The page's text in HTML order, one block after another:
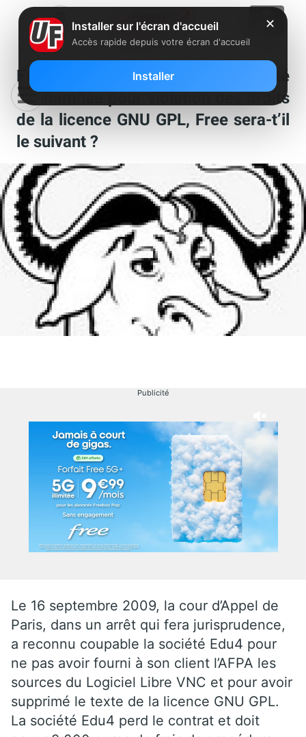
Edu4 est la premiére société
condamnée pour violation des droits
de la licence GNU GPL, Free sera-t’il
le suivant ?
Publicité
Le 16 septembre 2009, la cour d’Appel de
Paris, dans un arrêt qui fera jurisprudence,
a reconnu coupable la société Edu4 pour
ne pas avoir fourni à son client l’AFPA les
sources du Logiciel Libre VNC et pour avoir
supprimé le texte de la licence GNU GPL.
La société Edu4 perd le contrat et doit
✕
Installer sur l'écran d'accueil
Accès rapide depuis votre écran d'accueil
Installer